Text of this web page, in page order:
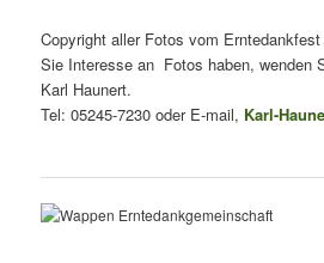
Copyright aller Fotos vom
Sie Interesse an Fotos haben, wenden
Karl Haunert.
Tel: 05245-7230 oder E-mail, Karl-